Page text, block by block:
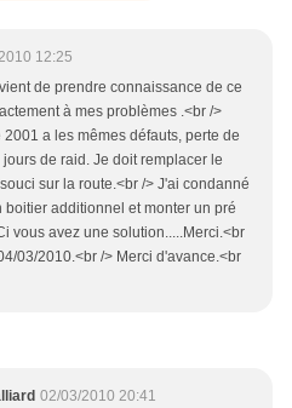
12:25
de prendre connaissance de ce
à mes problèmes .<br />
2001 a les mêmes défauts, perte de
de raid. Je doit remplacer le
sur la route.<br /> J'ai condanné
boitier additionnel et monter un pré
vous avez une solution.....Merci.<br
03/2010.<br /> Merci d'avance.<br
02/03/2010 20:41